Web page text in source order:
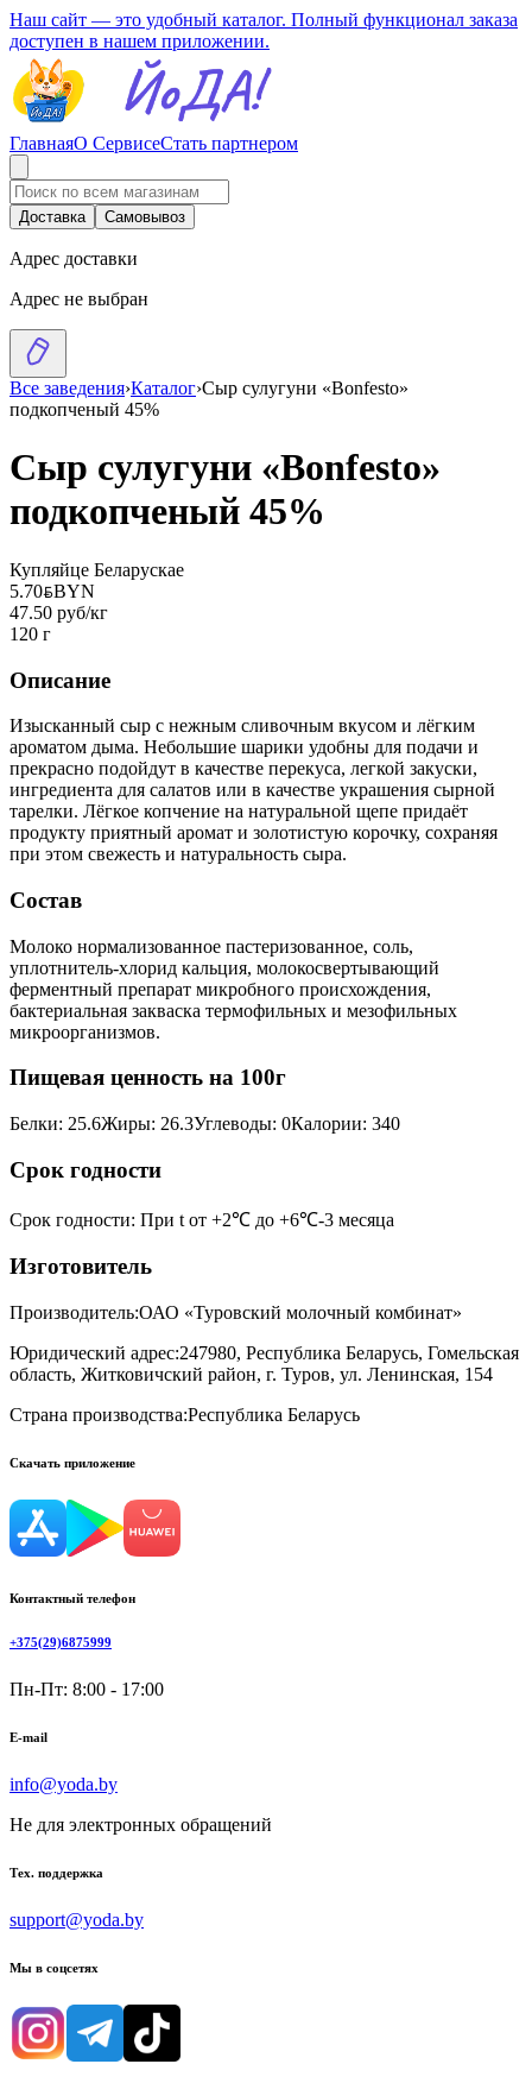
Наш сайт — это удобный каталог. Полный функционал заказа
доступен в нашем приложении.
ГлавнаяО СервисеСтать партнером
Доставка Самовывоз
Адрес доставки
Адрес не выбран
Все заведения›Каталог›Сыр сулугуни «Bonfesto»
подкопченый 45%
Сыр сулугуни «Bonfesto»
подкопченый 45%
Купляйце Беларускае
5.70BYNBYN
47.50 руб/кг
120 г
Описание
Изысканный сыр с нежным сливочным вкусом и лёгким
ароматом дыма. Небольшие шарики удобны для подачи и
прекрасно подойдут в качестве перекуса, легкой закуски,
ингредиента для салатов или в качестве украшения сырной
тарелки. Лёгкое копчение на натуральной щепе придаёт
продукту приятный аромат и золотистую корочку, сохраняя
при этом свежесть и натуральность сыра.
Состав
Молоко нормализованное пастеризованное, соль,
уплотнитель-хлорид кальция, молокосвертывающий
ферментный препарат микробного происхождения,
бактериальная закваска термофильных и мезофильных
микроорганизмов.
Пищевая ценность на 100г
Белки: 25.6Жиры: 26.3Углеводы: 0Калории: 340
Срок годности
Срок годности: При t от +2℃ до +6℃-3 месяца
Изготовитель
Производитель:ОАО «Туровский молочный комбинат»
Юридический адрес:247980, Республика Беларусь, Гомельская
область, Житковичский район, г. Туров, ул. Ленинская, 154
Страна производства:Республика Беларусь
Скачать приложение
Контактный телефон
+375(29)6875999
Пн-Пт: 8:00 - 17:00
E-mail
info@yoda.by
Не для электронных обращений
Тех. поддержка
support@yoda.by
Мы в соцсетях